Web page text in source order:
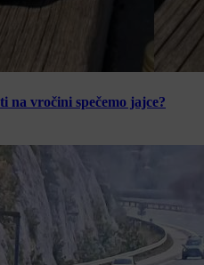
vročini spečemo jajce?